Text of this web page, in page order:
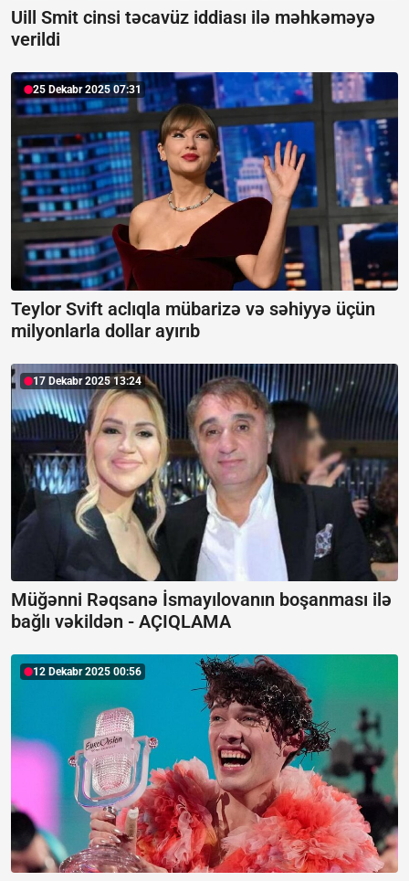
Uill Smit cinsi təcavüz iddiası ilə məhkəməyə
verildi
25 Dekabr 2025 07:31
Teylor Svift aclıqla mübarizə və səhiyyə üçün
milyonlarla dollar ayırıb
17 Dekabr 2025 13:24
Müğənni Rəqsanə İsmayılovanın boşanması ilə
bağlı vəkildən - AÇIQLAMA
12 Dekabr 2025 00:56